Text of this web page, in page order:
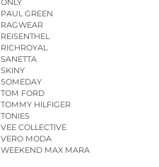
ONLY
PAUL GREEN
RAGWEAR
REISENTHEL
RICHROYAL
SANETTA
SKINY
SOMEDAY
TOM FORD
TOMMY HILFIGER
TONIES
VEE COLLECTIVE
VERO MODA
WEEKEND MAX MARA